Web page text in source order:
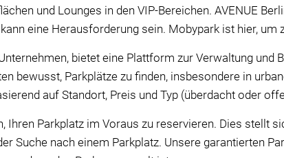
und Lounges in den VIP-Bereichen. AVENUE
eine Herausforderung sein. Mobypark ist hier, um
bietet eine Plattform zur Verwaltung und
bewusst, Parkplätze zu finden, insbesondere in
auf Standort, Preis und Typ (überdacht oder
Ihren Parkplatz im Voraus zu reservieren. Dies stellt
Suche nach einem Parkplatz. Unsere garantierten